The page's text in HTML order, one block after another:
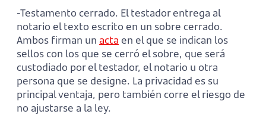
-Testamento cerrado. El testador entrega al
notario el texto escrito en un sobre cerrado.
Ambos firman un acta en el que se indican los
sellos con los que se cerró el sobre, que será
custodiado por el testador, el notario u otra
persona que se designe. La privacidad es su
principal ventaja, pero también corre el riesgo de
no ajustarse a la ley.